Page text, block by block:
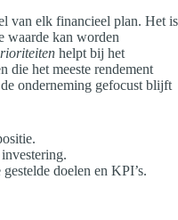
van elk financieel plan. Het is
waarde kan worden
helpt bij het
die het meeste rendement
onderneming gefocust blijft
doelen en KPI’s.